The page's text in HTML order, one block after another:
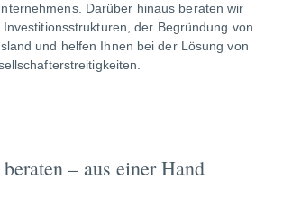
Darüber hinaus beraten wir
der Begründung von
und helfen Ihnen bei der Lösung von
– aus einer Hand